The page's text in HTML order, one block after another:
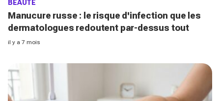
BEAUTÉ
Manucure russe : le risque d'infection que les
dermatologues redoutent par-dessus tout
il y a 7 mois